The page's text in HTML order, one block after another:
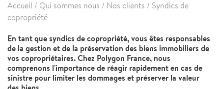
Accueil / Qui sommes nous / Nos clients / Syndics de
copropriété
En tant que syndics de copropriété, vous êtes responsables
de la gestion et de la préservation des biens immobiliers de
vos copropriétaires. Chez Polygon France, nous
comprenons l'importance de réagir rapidement en cas de
sinistre pour limiter les dommages et préserver la valeur